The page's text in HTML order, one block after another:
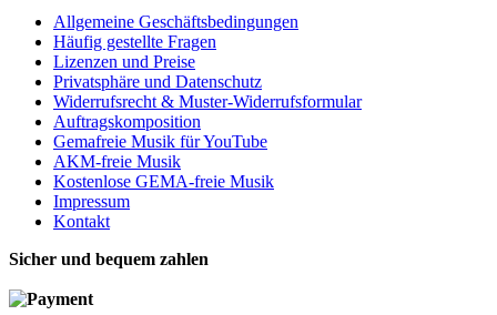
Allgemeine Geschäftsbedingungen
Häufig gestellte Fragen
Lizenzen und Preise
Privatsphäre und Datenschutz
Widerrufsrecht & Muster-Widerrufsformular
Auftragskomposition
Gemafreie Musik für YouTube
AKM-freie Musik
Kostenlose GEMA-freie Musik
Impressum
Kontakt
Sicher und bequem zahlen